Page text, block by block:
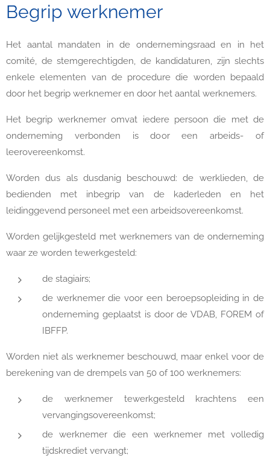
Begrip werknemer
Het aantal mandaten in de ondernemingsraad en in het
comité, de stemgerechtigden, de kandidaturen, zijn slechts
enkele elementen van de procedure die worden bepaald
door het begrip werknemer en door het aantal werknemers.
Het begrip werknemer omvat iedere persoon die met de
onderneming verbonden is door een arbeids- of
leerovereenkomst.
Worden dus als dusdanig beschouwd: de werklieden, de
bedienden met inbegrip van de kaderleden en het
leidinggevend personeel met een arbeidsovereenkomst.
Worden gelijkgesteld met werknemers van de onderneming
waar ze worden tewerkgesteld:
de stagiairs;
de werknemer die voor een beroepsopleiding in de
onderneming geplaatst is door de VDAB, FOREM of
IBFFP.
Worden niet als werknemer beschouwd, maar enkel voor de
berekening van de drempels van 50 of 100 werknemers:
de werknemer tewerkgesteld krachtens een
vervangingsovereenkomst;
de werknemer die een werknemer met volledig
tijdskrediet vervangt;